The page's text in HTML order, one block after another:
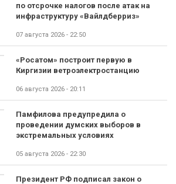
по отсрочке налогов после атак на
инфраструктуру «Вайлдберриз»
07 августа 2026 - 22:50
«Росатом» построит первую в
Киргизии ветроэлектростанцию
06 августа 2026 - 20:11
Памфилова предупредила о
проведении думских выборов в
экстремальных условиях
05 августа 2026 - 22:30
Президент РФ подписал закон о